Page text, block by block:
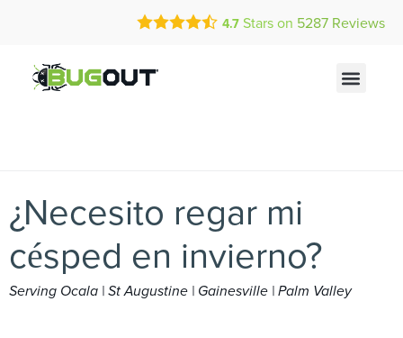
Call Today for a Free Quote! Current Customers Can Text Us!
4.7 Stars on 5287 Reviews
¿Necesito regar mi
césped en invierno?
Serving Ocala | St Augustine | Gainesville | Palm Valley